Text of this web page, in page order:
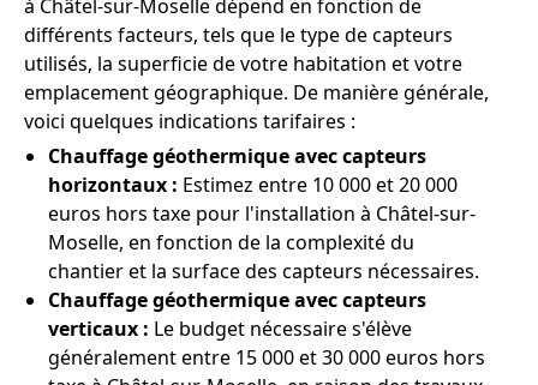
à Châtel-sur-Moselle dépend en fonction de
différents facteurs, tels que le type de capteurs
utilisés, la superficie de votre habitation et votre
emplacement géographique. De manière générale,
voici quelques indications tarifaires :
Chauffage géothermique avec capteurs
horizontaux : Estimez entre 10 000 et 20 000
euros hors taxe pour l'installation à Châtel-sur-
Moselle, en fonction de la complexité du
chantier et la surface des capteurs nécessaires.
Chauffage géothermique avec capteurs
verticaux : Le budget nécessaire s'élève
généralement entre 15 000 et 30 000 euros hors